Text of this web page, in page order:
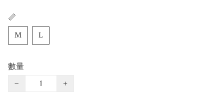
📏
M
L
數量
−
+